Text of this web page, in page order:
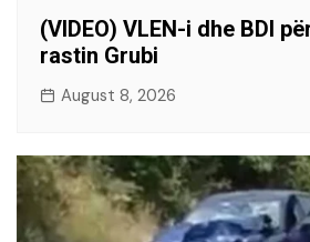
(VIDEO) VLEN-i dhe BDI
rastin Grubi
August 8, 2026